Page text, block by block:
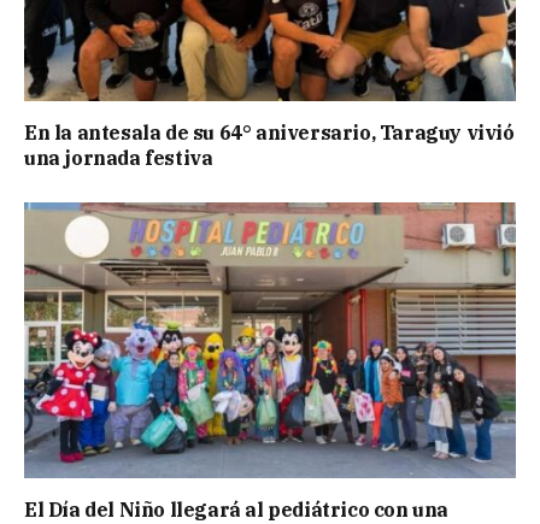
En la antesala de su 64° aniversario, Taraguy vivió
una jornada festiva
El Día del Niño llegará al pediátrico con una